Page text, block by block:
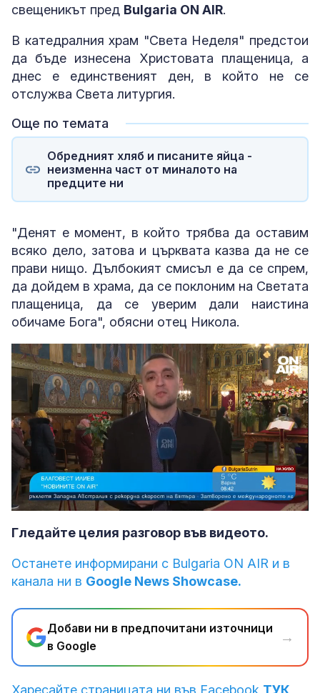
свещеникът пред Bulgaria ON AIR.
В катедралния храм "Света Неделя" предстои
да бъде изнесена Христовата плащеница, а
днес е единственият ден, в който не се
отслужва Света литургия.
Още по темата
Обредният хляб и писаните яйца -
неизменна част от миналото на
предците ни
"Денят е момент, в който трябва да оставим
всяко дело, затова и църквата казва да не се
прави нищо. Дълбокият смисъл е да се спрем,
да дойдем в храма, да се поклоним на Светата
плащеница, да се уверим дали наистина
обичаме Бога", обясни отец Никола.
Unmute Loaded:
45.39%
Гледайте целия разговор във видеото.
Останете информирани с Bulgaria ON AIR и в
канала ни в Google News Showcase.
Добави ни в предпочитани източници
в Google
→
Харесайте страницата ни във Facebook ТУК